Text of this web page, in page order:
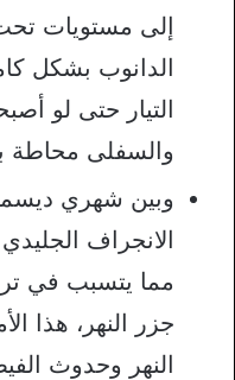
إلى مستويات
الدانوب بشكل
التيار حتى لو
والسفلى محاطة
وبين شهري
الانجراف
مما يتسبب في
جزر النهر، هذا
النهر وحدوث